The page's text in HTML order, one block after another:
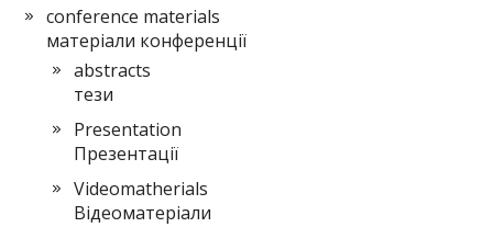
conference materials
матеріали конференції
abstracts
тези
Presentation
Презентації
Videomatherials
Вiдеоматерiали